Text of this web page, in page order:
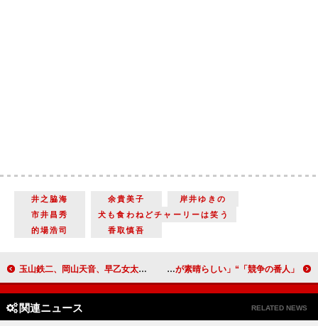
井之脇海 余貴美子
岸井ゆきの
市井昌秀
犬も食わねどチャーリーは笑う
的場浩司
香取慎吾
玉山鉄二、岡山天音、早乙女太一、事件に迫る刑事役で共演 縦型ミステリードラマ「終わらせる者」が９月22日から配信開始 「競争の番人」“小勝負”坂口健太郎の過去が明らかに “藤堂”小日向文世の「ヒールっぷりが素晴らしい」
関連ニュース RELATED NEWS